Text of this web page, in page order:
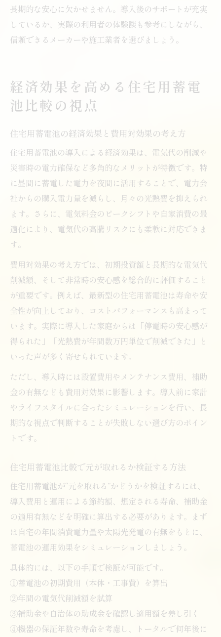
長期的な安心に欠かせません。導入後のサポートが充実
しているか、実際の利用者の体験談も参考にしながら、
信頼できるメーカーや施工業者を選びましょう。
経済効果を高める住宅用蓄電
池比較の視点
住宅用蓄電池の経済効果と費用対効果の考え方
住宅用蓄電池の導入による経済効果は、電気代の削減や
災害時の電力確保など多角的なメリットが特徴です。特
に昼間に蓄電した電力を夜間に活用することで、電力会
社からの購入電力量を減らし、月々の光熱費を抑えられ
ます。さらに、電気料金のピークシフトや自家消費の最
適化により、電気代の高騰リスクにも柔軟に対応できま
す。
費用対効果の考え方では、初期投資額と長期的な電気代
削減額、そして非常時の安心感を総合的に評価すること
が重要です。例えば、最新型の住宅用蓄電池は寿命や安
全性が向上しており、コストパフォーマンスも高まって
います。実際に導入した家庭からは「停電時の安心感が
得られた」「光熱費が年間数万円単位で削減できた」と
いった声が多く寄せられています。
ただし、導入時には設置費用やメンテナンス費用、補助
金の有無なども費用対効果に影響します。導入前に家計
やライフスタイルに合ったシミュレーションを行い、長
期的な視点で判断することが失敗しない選び方のポイン
トです。
住宅用蓄電池比較で元が取れるか検証する方法
住宅用蓄電池が“元を取れる”かどうかを検証するには、
導入費用と運用による節約額、想定される寿命、補助金
の適用有無などを明確に算出する必要があります。まず
は自宅の年間消費電力量や太陽光発電の有無をもとに、
蓄電池の運用効果をシミュレーションしましょう。
具体的には、以下の手順で検証が可能です。
①蓄電池の初期費用（本体・工事費）を算出
②年間の電気代削減額を試算
③補助金や自治体の助成金を確認し適用額を差し引く
④機器の保証年数や寿命を考慮し、トータルで何年後に